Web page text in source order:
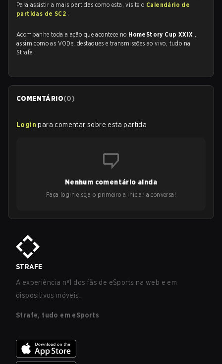
Para assistir a mais partidas como esta, visite o Calendário de
partidas de SC2 .
Acompanhe toda a ação que acontece no HomeStory Cup XXIX ,
assim como as VODs, destaques e transmissões ao vivo, tudo na
Strafe.
COMENTÁRIO(0)
Login para comentar sobre esta partida
Nenhum comentário ainda
Faça login e seja o primeiro a iniciar a conversa!
STRAFE
A experiência nº1 dos fãs de eSports na web e em
dispositivos móveis.
Strafe, tudo em eSports